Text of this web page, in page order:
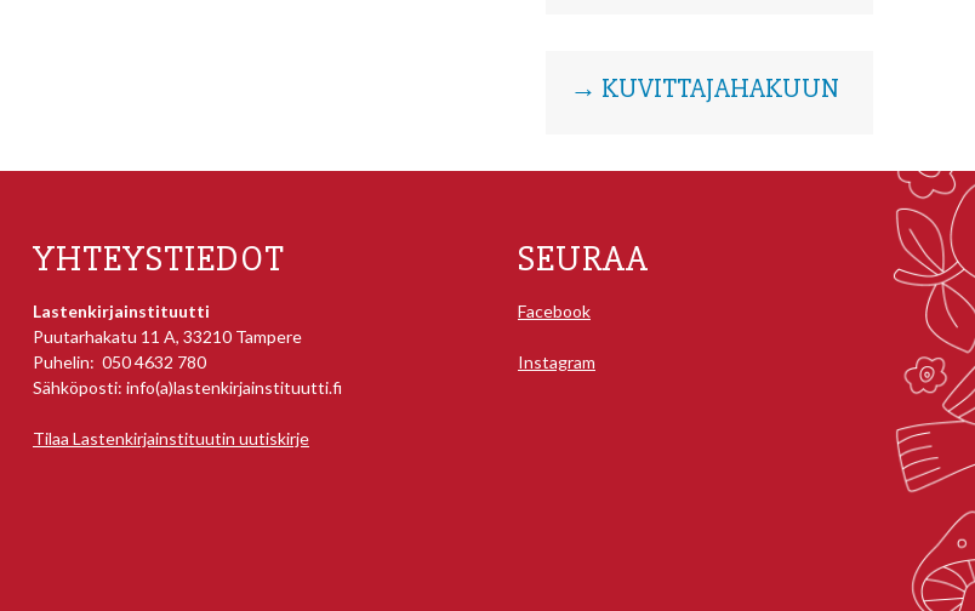
→ KUVITTAJAHAKUUN
YHTEYSTIEDOT
Lastenkirjainstituutti
Puutarhakatu 11 A, 33210 Tampere
Puhelin: 050 4632 780
Sähköposti: info(a)lastenkirjainstituutti.fi
Tilaa Lastenkirjainstituutin uutiskirje
SEURAA
Facebook
Instagram